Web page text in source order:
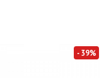
- 39%